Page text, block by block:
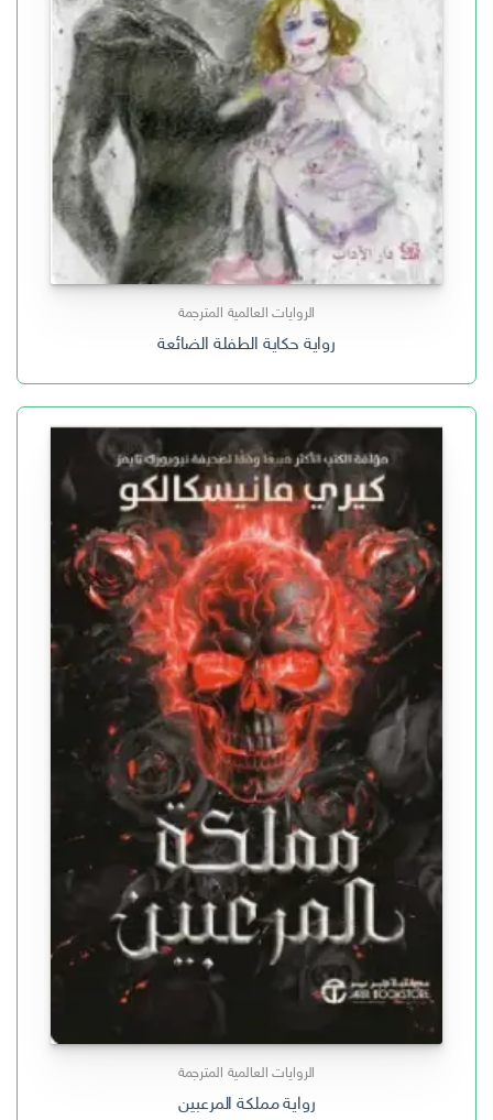
الروايات العالمية المترجمة
رواية حكاية الطفلة الضائعة
الروايات العالمية المترجمة
رواية مملكة المرعبين